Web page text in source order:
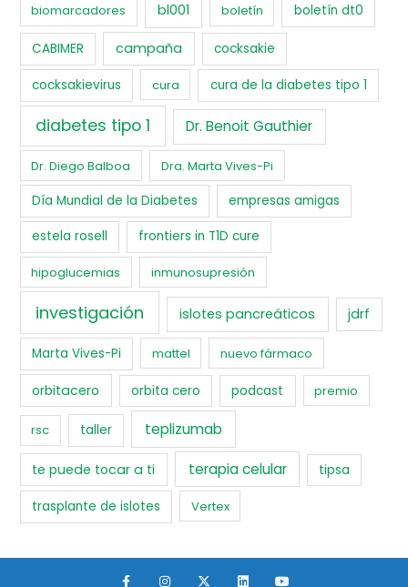
biomarcadores bl001 boletín boletín dt0
CABIMER campaña cocksakie
cocksakievirus cura cura de la diabetes tipo 1
diabetes tipo 1 Dr. Benoit Gauthier
Dr. Diego Balboa Dra. Marta Vives-Pi
Día Mundial de la Diabetes empresas amigas
estela rosell frontiers in T1D cure
hipoglucemias inmunosupresión
investigación islotes pancreáticos jdrf
Marta Vives-Pi mattel nuevo fármaco
orbitacero orbita cero podcast premio
rsc taller teplizumab
te puede tocar a ti terapia celular tipsa
trasplante de islotes Vertex
F I X L Y